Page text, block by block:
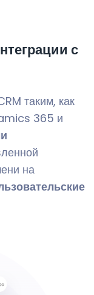
с
таким, как
365 и
на